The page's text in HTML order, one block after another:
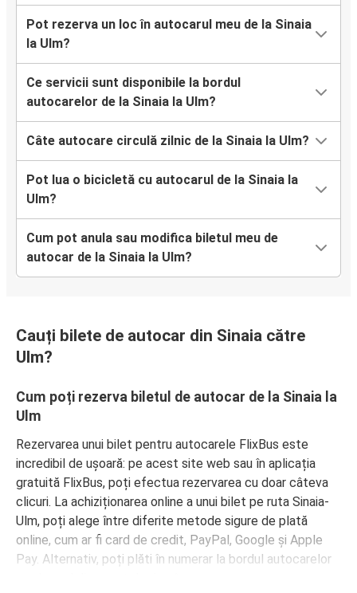
Pot rezerva un loc în autocarul meu de la Sinaia
la Ulm?
Ce servicii sunt disponibile la bordul
autocarelor de la Sinaia la Ulm?
Câte autocare circulă zilnic de la Sinaia la Ulm?
Pot lua o bicicletă cu autocarul de la Sinaia la
Ulm?
Cum pot anula sau modifica biletul meu de
autocar de la Sinaia la Ulm?
Cauți bilete de autocar din Sinaia către
Ulm?
Cum poți rezerva biletul de autocar de la Sinaia la
Ulm
Rezervarea unui bilet pentru autocarele FlixBus este
incredibil de ușoară: pe acest site web sau în aplicația
gratuită FlixBus, poți efectua rezervarea cu doar câteva
clicuri. La achiziționarea online a unui bilet pe ruta Sinaia-
Ulm, poți alege între diferite metode sigure de plată
online, cum ar fi card de credit, PayPal, Google și Apple
Pay. Alternativ, poți plăti în numerar la bordul autocarelor